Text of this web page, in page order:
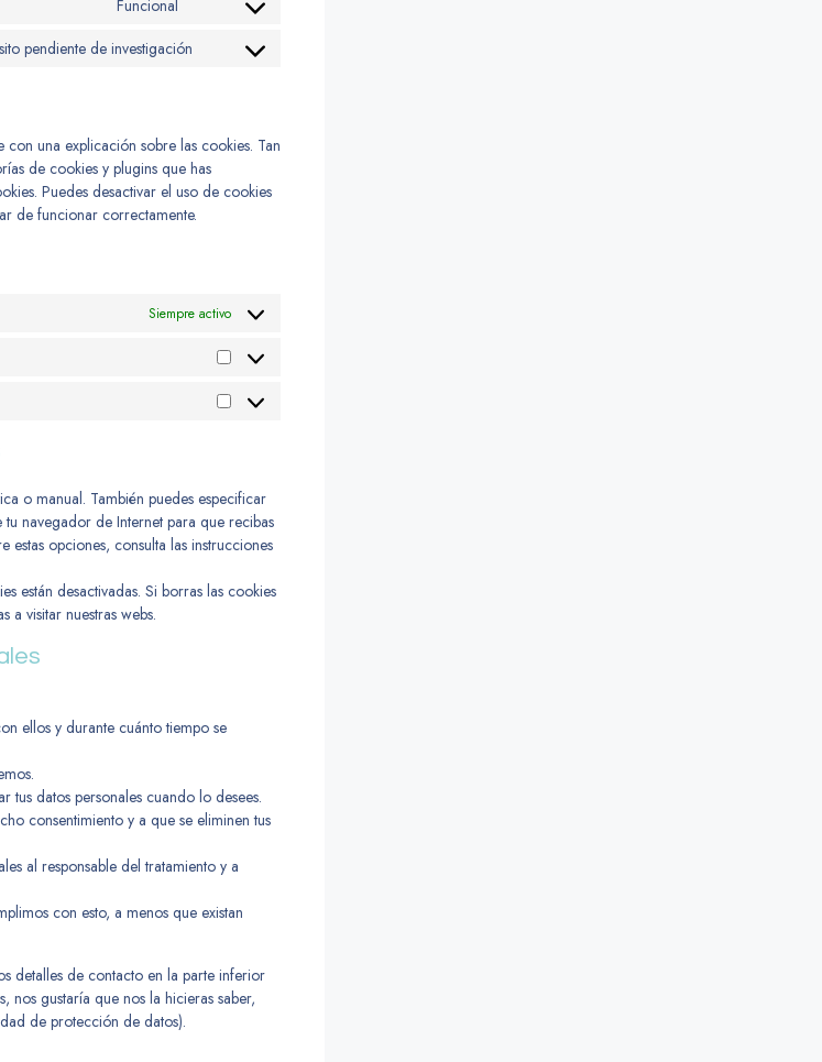
Funcional
pendiente de investigación
una explicación sobre las cookies. Tan
de cookies y plugins que has
Puedes desactivar el uso de cookies
de funcionar correctamente.
Siempre activo
o manual. También puedes especificar
navegador de Internet para que recibas
opciones, consulta las instrucciones
están desactivadas. Si borras las cookies
a visitar nuestras webs.
ellos y durante cuánto tiempo se
datos personales cuando lo desees.
consentimiento y a que se eliminen tus
al responsable del tratamiento y a
con esto, a menos que existan
detalles de contacto en la parte inferior
nos gustaría que nos la hicieras saber,
de protección de datos).